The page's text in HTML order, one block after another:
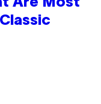
Are Most